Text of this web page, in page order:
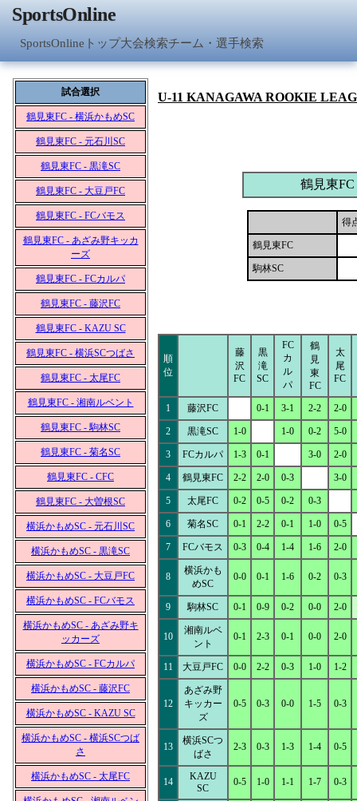
SportsOnline
SportsOnlineトップ大会検索チーム・選手検索
試合選択
鶴見東FC - 横浜かもめSC
鶴見東FC - 元石川SC
鶴見東FC - 黒滝SC
鶴見東FC - 大豆戸FC
鶴見東FC - FCバモス
鶴見東FC - あざみ野キッカ
ーズ
鶴見東FC - FCカルパ
鶴見東FC - 藤沢FC
鶴見東FC - KAZU SC
鶴見東FC - 横浜SCつばさ
鶴見東FC - 太尾FC
鶴見東FC - 湘南ルベント
鶴見東FC - 駒林SC
鶴見東FC - 菊名SC
鶴見東FC - CFC
鶴見東FC - 大曽根SC
横浜かもめSC - 元石川SC
横浜かもめSC - 黒滝SC
横浜かもめSC - 大豆戸FC
横浜かもめSC - FCバモス
横浜かもめSC - あざみ野キ
ッカーズ
横浜かもめSC - FCカルパ
横浜かもめSC - 藤沢FC
横浜かもめSC - KAZU SC
横浜かもめSC - 横浜SCつば
さ
横浜かもめSC - 太尾FC
U-11 KANAGAWA ROOKIE
鶴見東FC
得
鶴見東FC
駒林SC
順
位
藤
沢
FC
黒
滝
SC
FC
カ
ル
パ
鶴
見
東
FC
太
尾
FC
1 藤沢FC 0-1 3-1 2-2 2-0
2 黒滝SC 1-0 1-0 0-2 5-0
3 FCカルパ 1-3 0-1 3-0 2-0
4 鶴見東FC 2-2 2-0 0-3 3-0
5 太尾FC 0-2 0-5 0-2 0-3
6 菊名SC 0-1 2-2 0-1 1-0 0-5
7 FCバモス 0-3 0-4 1-4 1-6 2-0
8
横浜かも
めSC
0-0 0-1 1-6 0-2 0-3
9 駒林SC 0-1 0-9 0-2 0-0 2-0
10
湘南ルベ
ント
0-1 2-3 0-1 0-0 2-0
11 大豆戸FC 0-0 2-2 0-3 1-0 1-2
12
あざみ野
キッカー
ズ
0-5 0-3 0-0 1-5 0-3
13
横浜SCつ
ばさ
2-3 0-3 1-3 1-4 0-5
14
KAZU
SC
0-5 1-0 1-1 1-7 0-3